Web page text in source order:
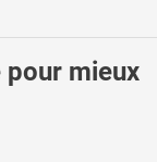
pour mieux